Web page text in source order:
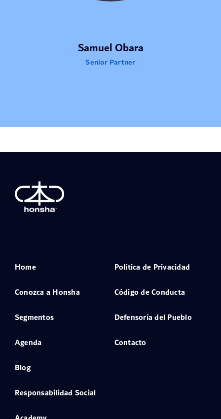
Samuel Obara
Senior Partner
Home
Conozca a Honsha
Segmentos
Agenda
Blog
Responsabilidad Social
Política de Privacidad
Código de Conducta
Defensoría del Pueblo
Contacto